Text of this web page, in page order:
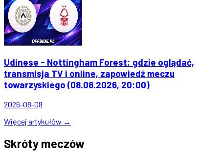
Udinese - Nottingham Forest: gdzie oglądać,
transmisja TV i online, zapowiedź meczu
towarzyskiego (08.08.2026, 20:00)
2026-08-08
Więcej artykułów →
Skróty meczów